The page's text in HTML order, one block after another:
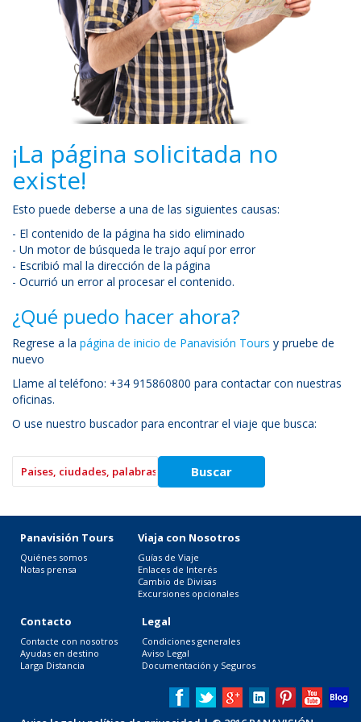
¡La página solicitada no
existe!
Esto puede deberse a una de las siguientes causas:
- El contenido de la página ha sido eliminado
- Un motor de búsqueda le trajo aquí por error
- Escribió mal la dirección de la página
- Ocurrió un error al procesar el contenido.
¿Qué puedo hacer ahora?
Regrese a la página de inicio de Panavisión Tours y pruebe de
nuevo
Llame al teléfono: +34 915860800 para contactar con nuestras
oficinas.
O use nuestro buscador para encontrar el viaje que busca:
Panavisión Tours
Quiénes somos
Notas prensa
Viaja con Nosotros
Guías de Viaje
Enlaces de Interés
Cambio de Divisas
Excursiones opcionales
Contacto
Contacte con nosotros
Ayudas en destino
Larga Distancia
Legal
Condiciones generales
Aviso Legal
Documentación y Seguros